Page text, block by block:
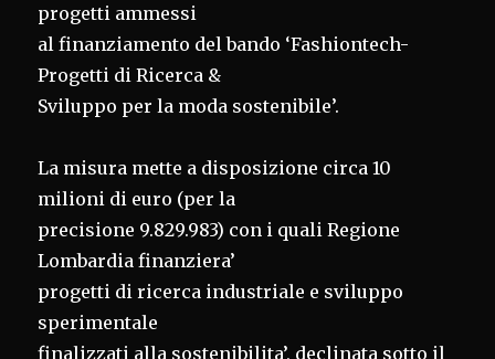
progetti ammessi
al finanziamento del bando ‘Fashiontech-
Progetti di Ricerca &
Sviluppo per la moda sostenibile’.
La misura mette a disposizione circa 10
milioni di euro (per la
precisione 9.829.983) con i quali Regione
Lombardia finanziera’
progetti di ricerca industriale e sviluppo
sperimentale
finalizzati alla sostenibilita’, declinata sotto il